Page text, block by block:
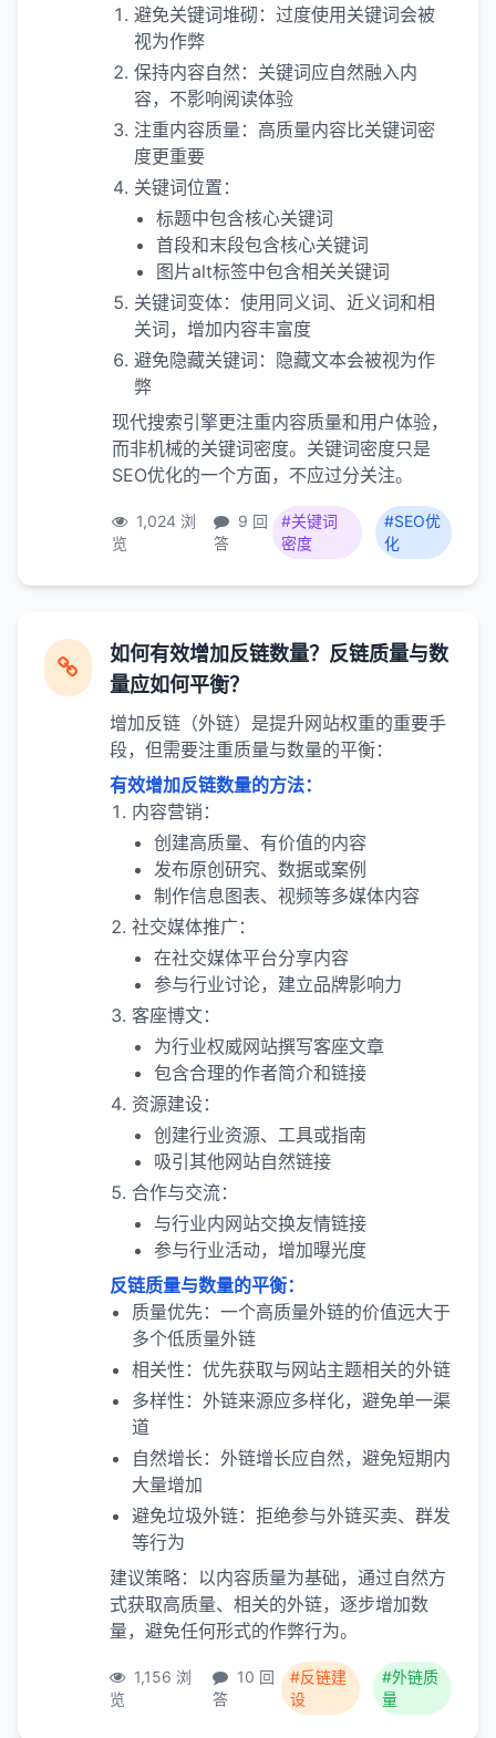
避免关键词堆砌：过度使用关键词会被
视为作弊
保持内容自然：关键词应自然融入内
容，不影响阅读体验
注重内容质量：高质量内容比关键词密
度更重要
关键词位置：
标题中包含核心关键词
首段和末段包含核心关键词
图片alt标签中包含相关关键词
关键词变体：使用同义词、近义词和相
关词，增加内容丰富度
避免隐藏关键词：隐藏文本会被视为作
弊
现代搜索引擎更注重内容质量和用户体验，
而非机械的关键词密度。关键词密度只是
SEO优化的一个方面，不应过分关注。
1,024 浏
览
9 回
答
#关键词
密度
#SEO优
化
如何有效增加反链数量？反链质量与数
量应如何平衡？
增加反链（外链）是提升网站权重的重要手
段，但需要注重质量与数量的平衡：
有效增加反链数量的方法：
内容营销：
创建高质量、有价值的内容
发布原创研究、数据或案例
制作信息图表、视频等多媒体内容
社交媒体推广：
在社交媒体平台分享内容
参与行业讨论，建立品牌影响力
客座博文：
为行业权威网站撰写客座文章
包含合理的作者简介和链接
资源建设：
创建行业资源、工具或指南
吸引其他网站自然链接
合作与交流：
与行业内网站交换友情链接
参与行业活动，增加曝光度
反链质量与数量的平衡：
质量优先：一个高质量外链的价值远大于
多个低质量外链
相关性：优先获取与网站主题相关的外链
多样性：外链来源应多样化，避免单一渠
道
自然增长：外链增长应自然，避免短期内
大量增加
避免垃圾外链：拒绝参与外链买卖、群发
等行为
建议策略：以内容质量为基础，通过自然方
式获取高质量、相关的外链，逐步增加数
量，避免任何形式的作弊行为。
1,156 浏
览
10 回
答
#反链建
设
#外链质
量